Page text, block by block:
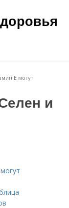
Е могут
и